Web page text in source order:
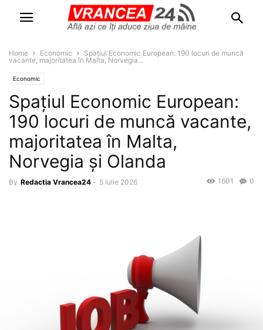
Home Economic
Spațiul Economic European: 190 locuri de muncă
vacante, majoritatea în Malta, Norvegia...
Economic
Spațiul Economic European:
190 locuri de muncă vacante,
majoritatea în Malta,
Norvegia și Olanda
By Redactia Vrancea24 - 5 iulie 2026 0
1601